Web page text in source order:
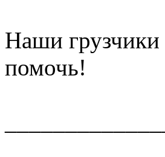
Наши
помочь!